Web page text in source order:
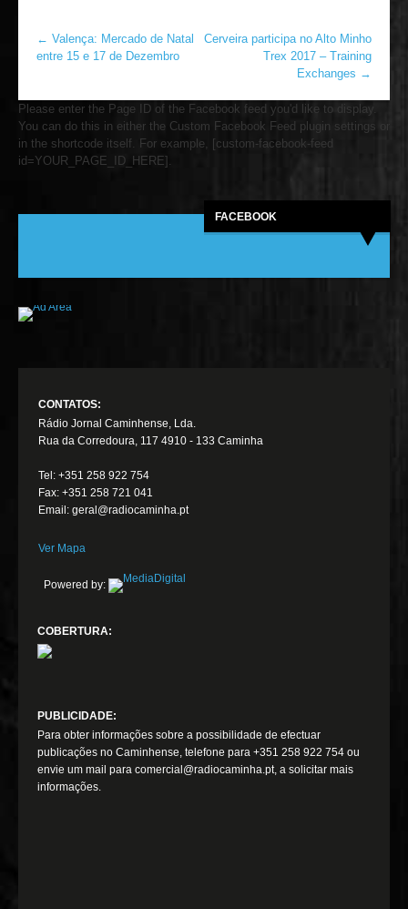
← Valença: Mercado de Natal
entre 15 e 17 de Dezembro
Cerveira participa no Alto Minho
Trex 2017 – Training
Exchanges →
Please enter the Page ID of the Facebook feed you'd like to display.
You can do this in either the Custom Facebook Feed plugin settings or
in the shortcode itself. For example, [custom-facebook-feed
id=YOUR_PAGE_ID_HERE].
FACEBOOK
CONTATOS:
Rádio Jornal Caminhense, Lda.
Rua da Corredoura, 117 4910 - 133 Caminha
Tel: +351 258 922 754
Fax: +351 258 721 041
Email: geral@radiocaminha.pt
Ver Mapa
Powered by:
COBERTURA:
PUBLICIDADE:
Para obter informações sobre a possibilidade de efectuar
publicações no Caminhense, telefone para +351 258 922 754 ou
envie um mail para comercial@radiocaminha.pt, a solicitar mais
informações.